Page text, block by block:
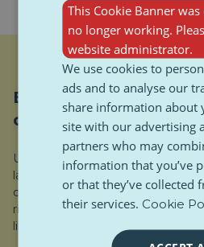
Erasmus+ Returns:
connessione tra i
Uno degli annunci più accolti
la mobilità giovanile. Ursula von
che Regno Unito e UE hanno
rientro del Regno Unito in
limitata.
This Cookie Banner
no longer working.
website administrator.
We use cookies to
ads and to analyse our
share information about
site with our advertising
partners who may
information that you’ve
or that they’ve collected
their services. Cookie